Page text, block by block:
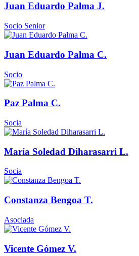
Juan Eduardo Palma J.
Socio Senior
Juan Eduardo Palma C.
Socio
Paz Palma C.
Socia
María Soledad Diharasarri L.
Socia
Constanza Bengoa T.
Asociada
Vicente Gómez V.